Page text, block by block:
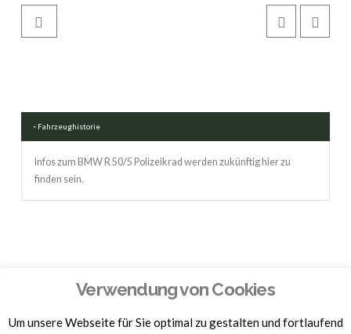
Fahrzeughistorie
Infos zum BMW R 50/5 Polizeikrad werden zukünftig hier zu
finden sein.
Verwendung von Cookies
Um unsere Webseite für Sie optimal zu gestalten und fortlaufend